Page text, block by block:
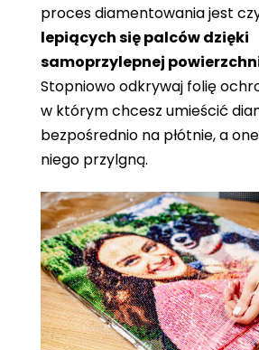
proces diamentowania jest
lepiących się palców dzięki
samoprzylepnej
Stopniowo odkrywaj folię
w którym chcesz umieścić
bezpośrednio na płótnie, a
niego przylgną.